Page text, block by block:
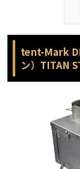
tent-Mark
ン）TITAN